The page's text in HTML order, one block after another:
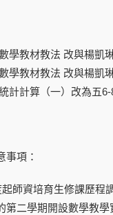
學教材教法 改與楊凱
學教材教法 改與楊凱
計計算（一）改為五6-
事項：
師資培育生修課歷程
第二學期開設數學教